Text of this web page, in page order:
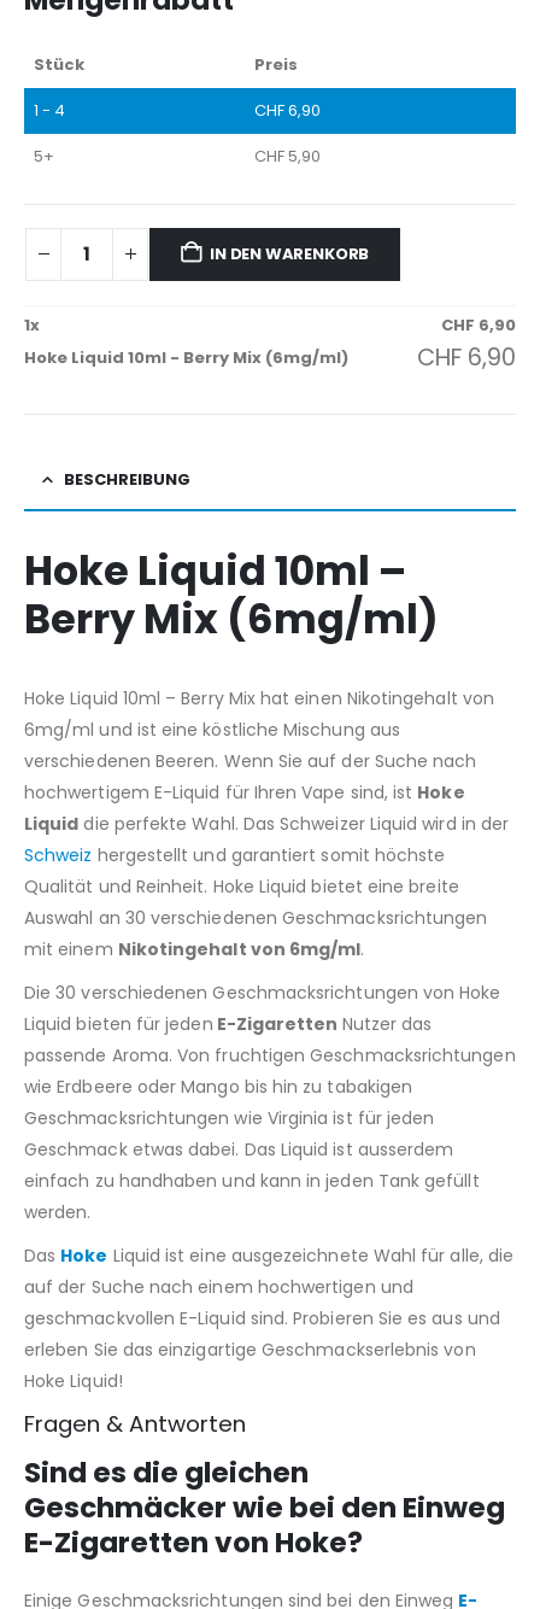
Stück
Preis
1 - 4
CHF6,90
5+
CHF5,90
IN DEN WARENKORB
1x CHF 6,90
Hoke Liquid 10ml - Berry Mix (6mg/ml)
CHF 6,90
BESCHREIBUNG
Hoke Liquid 10ml –
Berry Mix (6mg/ml)
Hoke Liquid 10ml – Berry Mix hat einen Nikotingehalt von
6mg/ml und ist eine köstliche Mischung aus
verschiedenen Beeren. Wenn Sie auf der Suche nach
hochwertigem E-Liquid für Ihren Vape sind, ist Hoke
Liquid die perfekte Wahl. Das Schweizer Liquid wird in der
Schweiz hergestellt und garantiert somit höchste
Qualität und Reinheit. Hoke Liquid bietet eine breite
Auswahl an 30 verschiedenen Geschmacksrichtungen
mit einem Nikotingehalt von 6mg/ml.
Die 30 verschiedenen Geschmacksrichtungen von Hoke
Liquid bieten für jeden E-Zigaretten Nutzer das
passende Aroma. Von fruchtigen Geschmacksrichtungen
wie Erdbeere oder Mango bis hin zu tabakigen
Geschmacksrichtungen wie Virginia ist für jeden
Geschmack etwas dabei. Das Liquid ist ausserdem
einfach zu handhaben und kann in jeden Tank gefüllt
werden.
Das Hoke Liquid ist eine ausgezeichnete Wahl für alle, die
auf der Suche nach einem hochwertigen und
geschmackvollen E-Liquid sind. Probieren Sie es aus und
erleben Sie das einzigartige Geschmackserlebnis von
Hoke Liquid!
Fragen & Antworten
Sind es die gleichen
Geschmäcker wie bei den Einweg
E-Zigaretten von Hoke?
Einige Geschmacksrichtungen sind bei den Einweg E-